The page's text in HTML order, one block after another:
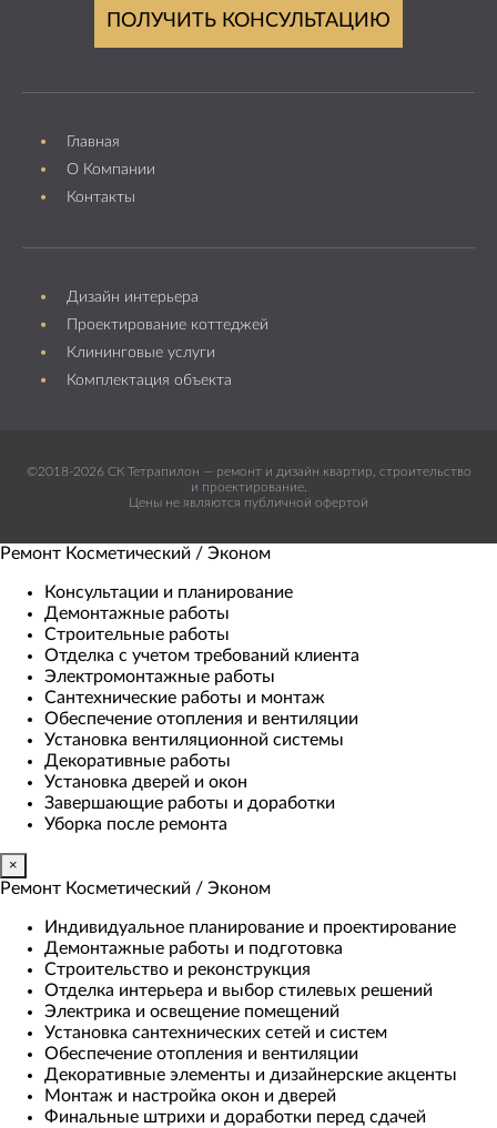
Главная
О Компании
Контакты
ПОЛУЧИТЬ КОНСУЛЬТАЦИЮ
Дизайн интерьера
Проектирование коттеджей
Клининговые услуги
Комплектация объекта
©2018-2026 СК Тетрапилон — ремонт и дизайн квартир, строительство
и проектирование.
Цены не являются публичной офертой
Ремонт Косметический / Эконом​
Консультации и планирование
Демонтажные работы
Строительные работы
Отделка с учетом требований клиента
Электромонтажные работы
Сантехнические работы и монтаж
Обеспечение отопления и вентиляции
Установка вентиляционной системы
Декоративные работы
Установка дверей и окон
Завершающие работы и доработки
Уборка после ремонта
×
Ремонт Косметический / Эконом​
Индивидуальное планирование и проектирование
Демонтажные работы и подготовка
Строительство и реконструкция
Отделка интерьера и выбор стилевых решений
Электрика и освещение помещений
Установка сантехнических сетей и систем
Обеспечение отопления и вентиляции
Декоративные элементы и дизайнерские акценты
Монтаж и настройка окон и дверей
Финальные штрихи и доработки перед сдачей